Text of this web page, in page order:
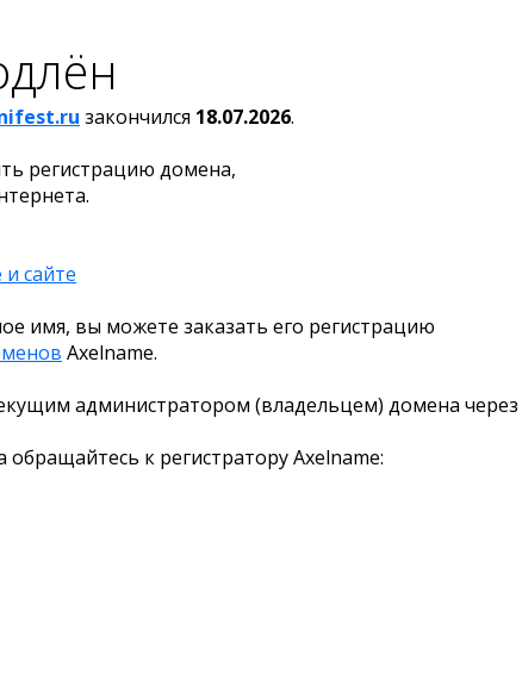
закончился 18.07.2026.
регистрацию домена,
сайте
имя, вы можете заказать его регистрацию
Axelname.
администратором (владельцем) домена через
к регистратору Axelname: